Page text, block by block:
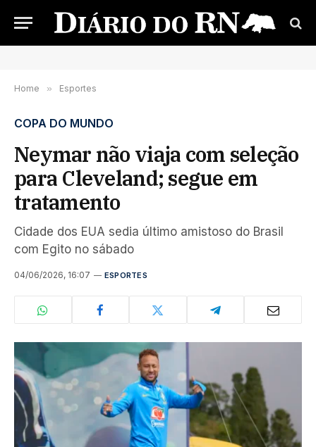
Home » Esportes
COPA DO MUNDO
Neymar não viaja com seleção
para Cleveland; segue em
tratamento
Cidade dos EUA sedia último amistoso do Brasil
com Egito no sábado
04/06/2026, 16:07 ESPORTES